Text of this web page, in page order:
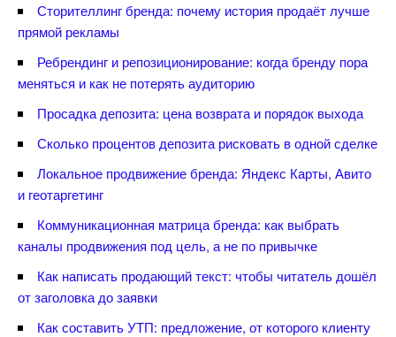
Сторителлинг бренда: почему история продаёт лучше
прямой рекламы
Ребрендинг и репозиционирование: когда бренду пора
меняться и как не потерять аудиторию
Просадка депозита: цена возврата и порядок выхода
Сколько процентов депозита рисковать в одной сделке
Локальное продвижение бренда: Яндекс Карты, Авито
и геотаргетин
Коммуникационная матрица бренда: как выбрать
каналы продвижения под цель, а не по привычке
Как написать продающий текст: чтобы читатель дошёл
от заголовка до заявки
Как составить УТП: предложение, от которого клиенту